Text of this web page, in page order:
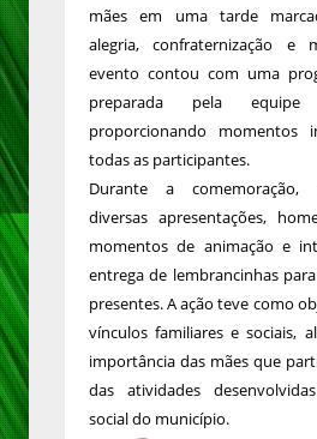
mães em uma tarde
alegria, confraternização e
evento contou com uma
preparada pela equipe
proporcionando momentos
todas as participantes.
Durante a comemoração,
diversas apresentações,
momentos de animação e
entrega de lembrancinhas
presentes. A ação teve como
vínculos familiares e sociais,
importância das mães que
das atividades
social do município.